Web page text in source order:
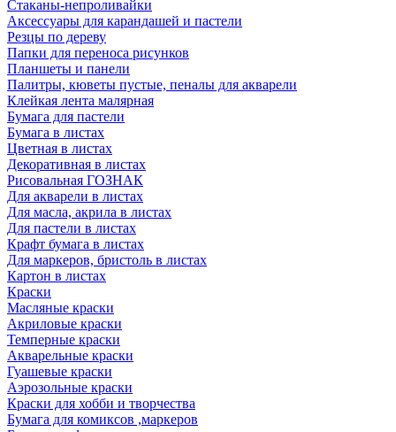
Стаканы-непроливайки
Аксессуары для карандашей и пастели
Резцы по дереву
Папки для переноса рисунков
Планшеты и панели
Палитры, кюветы пустые, пеналы для акварели
Клейкая лента малярная
Бумага для пастели
Бумага в листах
Цветная в листах
Декоративная в листах
Рисовальная ГОЗНАК
Для акварели в листах
Для масла, акрила в листах
Для пастели в листах
Крафт бумага в листах
Для маркеров, бристоль в листах
Картон в листах
Краски
Масляные краски
Акриловые краски
Темперные краски
Акварельные краски
Гуашевые краски
Аэрозольные краски
Краски для хобби и творчества
Бумага для комиксов ,маркеров